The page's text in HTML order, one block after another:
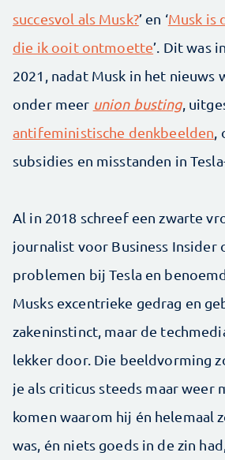
succesvol als Musk?’ en ‘Musk is
die ik ooit ontmoette’. Dit was
2021, nadat Musk in het nieuws
onder meer union busting,
antifeministische denkbeelden,
subsidies en misstanden in
Al in 2018 schreef een zwarte
journalist voor Business Insider
problemen bij Tesla en
Musks excentrieke gedrag en
zakeninstinct, maar de
lekker door. Die beeldvorming
je als criticus steeds maar weer
komen waarom hij én helemaal
was, én niets goeds in de zin